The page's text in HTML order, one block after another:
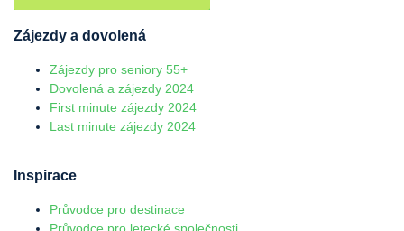
Zájezdy a dovolená
Zájezdy pro seniory 55+
Dovolená a zájezdy 2024
First minute zájezdy 2024
Last minute zájezdy 2024
Inspirace
Průvodce pro destinace